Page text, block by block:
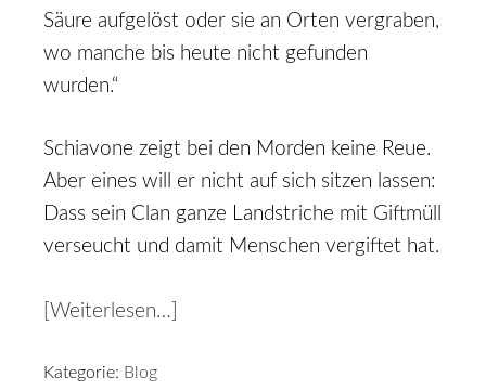
Säure aufgelöst oder sie an Orten vergraben,
wo manche bis heute nicht gefunden
wurden.“
Schiavone zeigt bei den Morden keine Reue.
Aber eines will er nicht auf sich sitzen lassen:
Dass sein Clan ganze Landstriche mit Giftmüll
verseucht und damit Menschen vergiftet hat.
[Weiterlesen…]
Kategorie: Blog